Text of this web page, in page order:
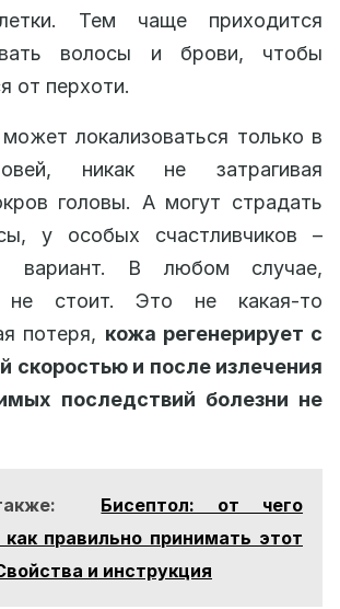
Тем чаще приходится
волосы и брови, чтобы
от перхоти.
локализоваться только в
никак не затрагивая
головы. А могут страдать
у особых счастливчиков –
вариант. В любом случае,
не стоит. Это не какая-то
потеря, кожа регенерирует с
скоростью и после излечения
последствий болезни не
Бисептол: от чего
правильно принимать этот
и инструкция